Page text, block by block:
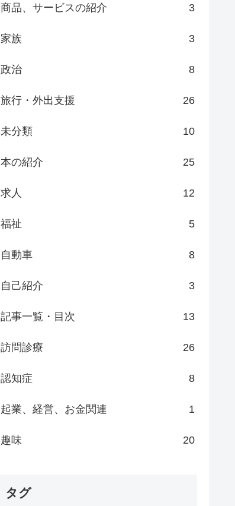
商品、サービスの紹介 3
家族 3
政治 8
旅行・外出支援 26
未分類 10
本の紹介 25
求人 12
福祉 5
自動車 8
自己紹介 3
記事一覧・目次 13
訪問診療 26
認知症 8
起業、経営、お金関連 1
趣味 20
タグ